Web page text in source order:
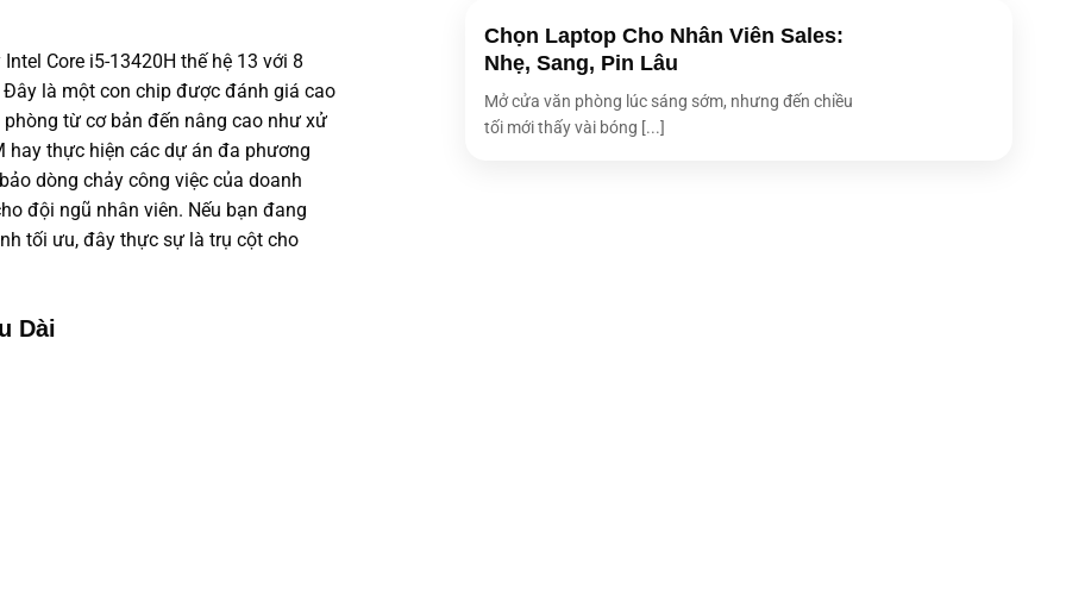
Core i5-13420H thế hệ 13 với 8
là một con chip được đánh giá cao
từ cơ bản đến nâng cao như xử
hay thực hiện các dự án đa phương
dòng chảy công việc của doanh
đội ngũ nhân viên. Nếu bạn đang
tối ưu, đây thực sự là trụ cột cho
Dài
Chọn Laptop Cho Nhân Viên Sales:
Nhẹ, Sang, Pin Lâu
Mở cửa văn phòng lúc sáng sớm, nhưng đến chiều
tối mới thấy vài bóng [...]